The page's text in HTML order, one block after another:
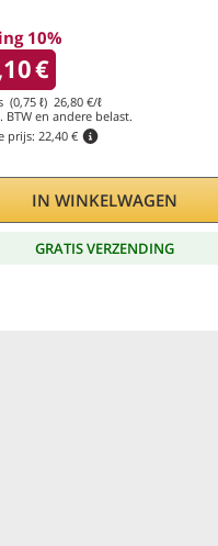
10%
€
(0,75 ℓ) 26,80 €/ℓ
BTW en andere belast.
prijs: 22,40 €
IN WINKELWAGEN
GRATIS VERZENDING